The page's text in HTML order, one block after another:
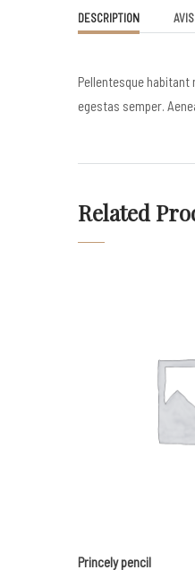
DESCRIPTION
Pellentesque
egestas semper.
Related
Princely pencil